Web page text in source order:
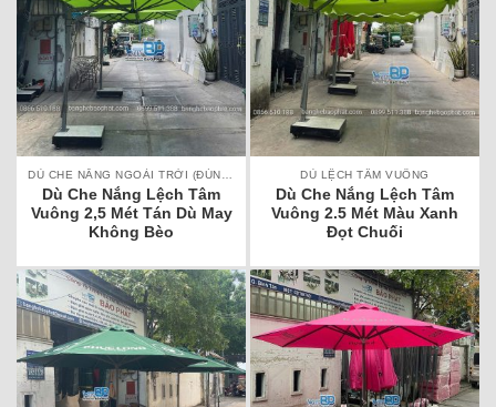
Dù Che Nắng Lệch Tâm
Vuông 2,5 Mét Tán Dù May
Không Bèo
DÙ LỆCH TÂM VUÔNG
Dù Che Nắng Lệch Tâm
Vuông 2.5 Mét Màu Xanh
Đọt Chuối